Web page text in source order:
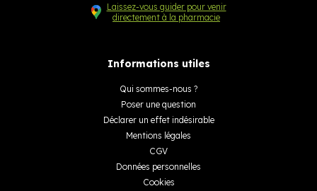
Laissez-vous guider pour venir
directement à la pharmacie
Informations utiles
Qui sommes-nous ?
Poser une question
Déclarer un effet indésirable
Mentions légales
CGV
Données personnelles
Cookies